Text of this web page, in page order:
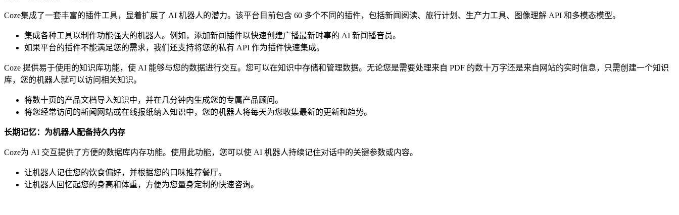
Coze集成了一套丰富的插件工具，显着扩展了 AI 机器人的潜力。该平台目前包含 60 多个不同的插件，包括新闻阅读、旅行计划、生产力工具、图像理解 API 和多模态模型。
集成各种工具以制作功能强大的机器人。例如，添加新闻插件以快速创建广播最新时事的 AI 新闻播音员。
如果平台的插件不能满足您的需求，我们还支持将您的私有 API 作为插件快速集成。
Coze 提供易于使用的知识库功能，使 AI 能够与您的数据进行交互。您可以在知识中存储和管理数据。无论您是需要处理来自 PDF 的数十万字还是来自网站的实时信息，只需创建一个知识
库，您的机器人就可以访问相关知识。
将数十页的产品文档导入知识中，并在几分钟内生成您的专属产品顾问。
将您经常访问的新闻网站或在线报纸纳入知识中，您的机器人将每天为您收集最新的更新和趋势。
长期记忆：为机器人配备持久内存
Coze为 AI 交互提供了方便的数据库内存功能。使用此功能，您可以使 AI 机器人持续记住对话中的关键参数或内容。
让机器人记住您的饮食偏好，并根据您的口味推荐餐厅。
让机器人回忆起您的身高和体重，方便为您量身定制的快速咨询。